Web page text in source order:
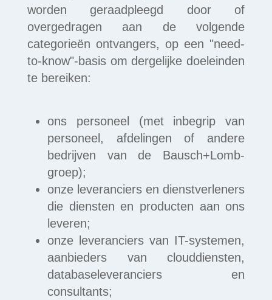
worden geraadpleegd door of
overgedragen aan de volgende
categorieën ontvangers, op een "need-
to-know"-basis om dergelijke doeleinden
te bereiken:
ons personeel (met inbegrip van
personeel, afdelingen of andere
bedrijven van de Bausch+Lomb-
groep);
onze leveranciers en dienstverleners
die diensten en producten aan ons
leveren;
onze leveranciers van IT-systemen,
aanbieders van clouddiensten,
databaseleveranciers en
consultants;